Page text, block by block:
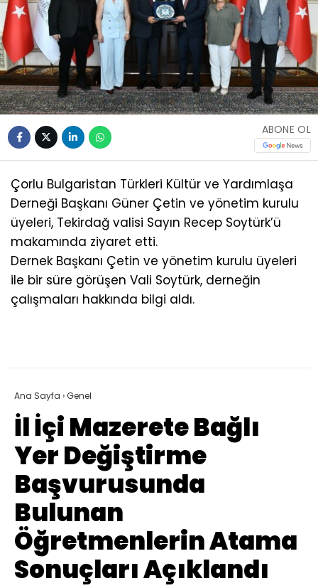
ABONE OL
Çorlu Bulgaristan Türkleri Kültür ve Yardımlaşa
Derneği Başkanı Güner Çetin ve yönetim kurulu
üyeleri, Tekirdağ valisi Sayın Recep Soytürk’ü
makamında ziyaret etti.
Dernek Başkanı Çetin ve yönetim kurulu üyeleri
ile bir süre görüşen Vali Soytürk, derneğin
çalışmaları hakkında bilgi aldı.
Ana Sayfa ›Genel
İl İçi Mazerete Bağlı
Yer Değiştirme
Başvurusunda
Bulunan
Öğretmenlerin Atama
Sonuçları Açıklandı